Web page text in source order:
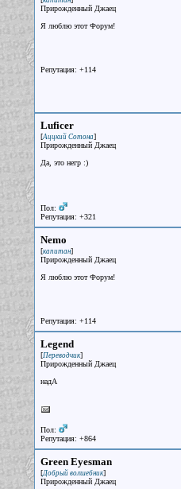
Прирожденный Джаец
Я люблю этот Форум!
Репутация: +114
Luficer
[Аццкий Сотона]
Прирожденный Джаец
Да, это негр :)
Пол:
Репутация: +321
Nemo
[капитан]
Прирожденный Джаец
Я люблю этот Форум!
Репутация: +114
Legend
[Переводчик]
Прирожденный Джаец
надА
Пол:
Репутация: +864
Green Eyesman
[Добрый волшебник]
Прирожденный Джаец